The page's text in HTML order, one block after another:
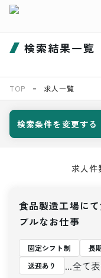
検索結果一覧
TOP 求人一覧
検索条件を変更する
求人件
食品製造工場に
プルなお仕事
固定シフト制 長
送迎あり
...全て